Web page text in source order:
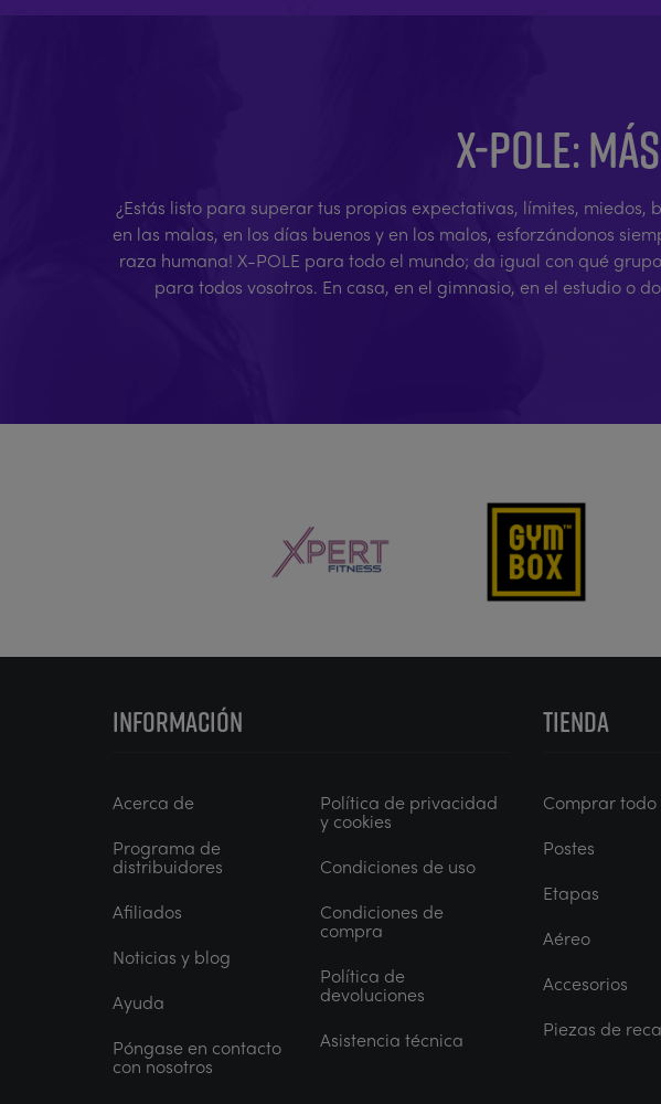
X-POLE:
¿Estás listo para superar tus propias expectativas, límites,
en las malas, en los días buenos y en los malos, esforzándonos
raza humana! X-POLE para todo el mundo; da igual con qué
para todos vosotros. En casa, en el gimnasio, en el estudio o
INFORMACIÓN
Acerca de
Programa de
distribuidores
Afiliados
Noticias y blog
Ayuda
Póngase en contacto
con nosotros
Política de privacidad
y cookies
Condiciones de uso
Condiciones de
compra
Política de
devoluciones
Asistencia técnica
TIENDA
Comprar todo
Postes
Etapas
Aéreo
Accesorios
Piezas de